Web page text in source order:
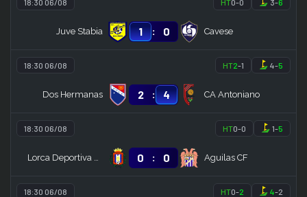
18:30 06/08 HT0-0 3-6
Juve Stabia 1 : 0 Cavese
18:30 06/08 HT2-1 4-5
Dos Hermanas 2 : 4 CA Antoniano
18:30 06/08 HT0-0 1-5
Lorca Deportiva FC 0 : 0 Aguilas CF
18:30 06/08 HT0-2 4-2